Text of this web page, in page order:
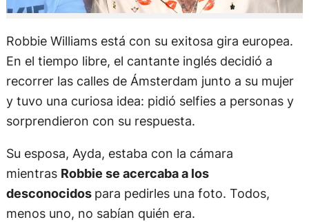
Robbie Williams está con su exitosa gira europea.
En el tiempo libre, el cantante inglés decidió a
recorrer las calles de Ámsterdam junto a su mujer
y tuvo una curiosa idea: pidió selfies a personas y
sorprendieron con su respuesta.
Su esposa, Ayda, estaba con la cámara
mientras Robbie se acercaba a los
desconocidos para pedirles una foto. Todos,
menos uno, no sabían quién era.